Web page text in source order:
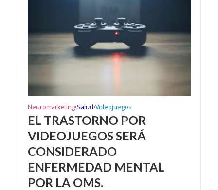
Neuromarketing•Salud•Videojuegos
EL TRASTORNO POR
VIDEOJUEGOS SERÁ
CONSIDERADO
ENFERMEDAD MENTAL
POR LA OMS.